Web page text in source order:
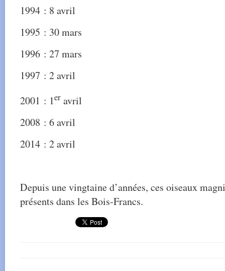
1994 : 8 avril
1995 : 30 mars
1996 : 27 mars
1997 : 2 avril
2001 : 1er avril
2008 : 6 avril
2014 : 2 avril
Depuis une vingtaine d’années, ces oiseaux
présents dans les Bois-Francs.